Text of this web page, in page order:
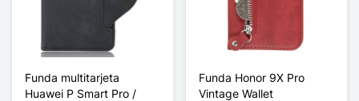
Funda multitarjeta
Huawei P Smart Pro /
Funda Honor 9X Pro
Vintage Wallet